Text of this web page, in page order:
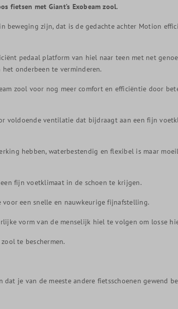
fietsen met Giant’s Exobeam zool.
beweging zijn, dat is de gedachte achter Motion
pedaal platform van hiel naar teen met net
onderbeen te verminderen.
zool voor nog meer comfort en efficiëntie door
voldoende ventilatie dat bijdraagt aan een fijn
hebben, waterbestendig en flexibel is maar
fijn voetklimaat in de schoen te krijgen.
voor een snelle en nauwkeurige fijnafstelling.
vorm van de menselijk hiel te volgen om losse
te beschermen.
je van de meeste andere fietsschoenen gewend